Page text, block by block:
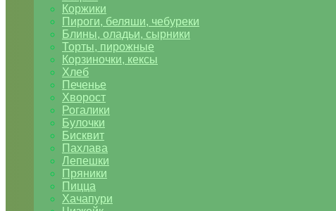
Коржики
Пироги, беляши, чебуреки
Блины, оладьи, сырники
Торты, пирожные
Корзиночки, кексы
Хлеб
Печенье
Хворост
Рогалики
Булочки
Бисквит
Пахлава
Лепешки
Пряники
Пицца
Хачапури